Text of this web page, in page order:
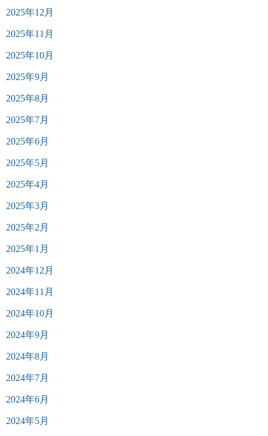
2025年12月
2025年11月
2025年10月
2025年9月
2025年8月
2025年7月
2025年6月
2025年5月
2025年4月
2025年3月
2025年2月
2025年1月
2024年12月
2024年11月
2024年10月
2024年9月
2024年8月
2024年7月
2024年6月
2024年5月